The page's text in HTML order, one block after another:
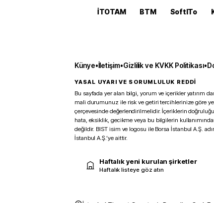
İTOTAM BTM SoftITo
Künye•İletişim•Gizlilik ve KVKK Politikası•
YASAL UYARI VE SORUMLULUK REDDİ
Bu sayfada yer alan bilgi, yorum ve içerikler yatırım
mali durumunuz ile risk ve getiri tercihlerinize göre
çerçevesinde değerlendirilmelidir. İçeriklerin
hata, eksiklik, gecikme veya bu bilgilerin
değildir. BIST isim ve logosu ile Borsa İstanbul A.Ş.
İstanbul A.Ş.’ye aittir.
Haftalık yeni kurulan şirketler
Haftalık listeye göz atın